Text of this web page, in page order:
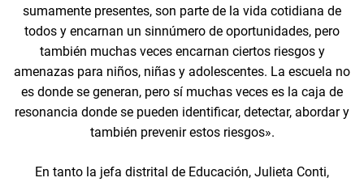
sumamente presentes, son parte de la vida cotidiana de
todos y encarnan un sinnúmero de oportunidades, pero
también muchas veces encarnan ciertos riesgos y
amenazas para niños, niñas y adolescentes. La escuela no
es donde se generan, pero sí muchas veces es la caja de
resonancia donde se pueden identificar, detectar, abordar y
también prevenir estos riesgos».
En tanto la jefa distrital de Educación, Julieta Conti,